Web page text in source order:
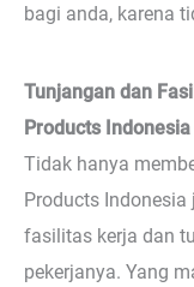
bagi anda, karena
Tunjangan dan
Products Indonesia
Tidak hanya
Products
fasilitas kerja dan
pekerjanya. Yang